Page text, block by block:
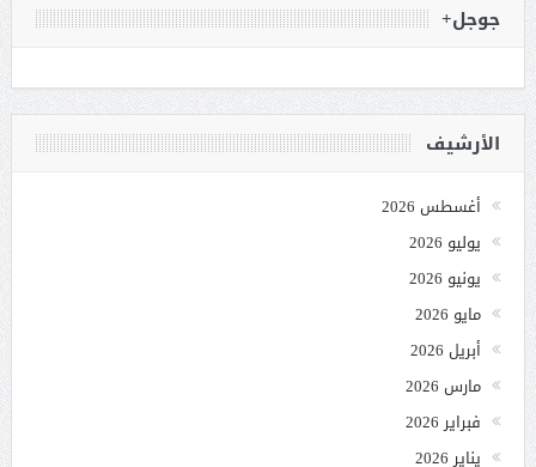
جوجل+
الأرشيف
أغسطس 2026
يوليو 2026
يونيو 2026
مايو 2026
أبريل 2026
مارس 2026
فبراير 2026
يناير 2026